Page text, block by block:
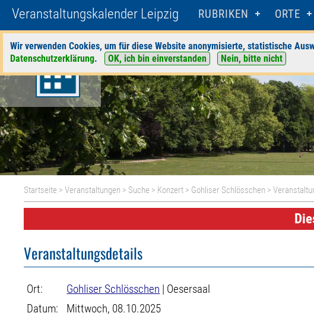
Veranstaltungskalender Leipzig RUBRIKEN ORTE
Wir verwenden Cookies, um für diese Website anonymisierte, statistische
Datenschutzerklärung. OK, ich bin einverstanden Nein, bitte nicht
Startseite >Veranstaltungen > Suche > Konzert > Gohliser Schlösschen >
Veranstaltungsdetails
Ort: Gohliser Schlösschen | Oesersaal
Datum:
Mittwoch, 08.10.2025